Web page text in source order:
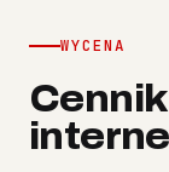
WYCENA